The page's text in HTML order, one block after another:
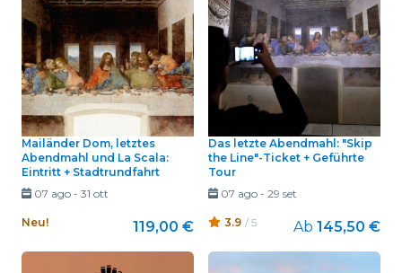
Mailänder Dom, letztes
Abendmahl und La Scala:
Eintritt + Stadtrundfahrt
07 ago- 31 ott
Neu! 119,00 €
Das letzte Abendmahl: "Skip
the Line"-Ticket + Geführte
Tour
07 ago- 29 set
3.9 / 5 Ab 145,50 €